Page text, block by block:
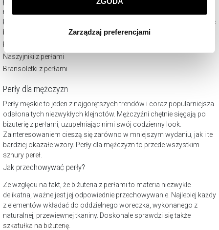
korzystamy. Możesz również wybrać jaki rodzaj plików
Zarządzaj preferencjami
dokonać zmiany wybranych przez Ciebie plików cookie.
Zarządzaj preferencjami
niejedną stylizację. Biżuteria z perłami pięknie podkreśli wieczorową
kreację, jak i prezentować się będzie atrakcyjnie na co dzień.
Jak nosić
biżuterię z perłami?
Kolczyki z perłami
Naszyjniki z perłami
Bransoletki z perłami
Perły dla mężczyzn
Perły męskie to jeden z najgorętszych trendów i coraz popularniejsza
odsłona tych niezwykłych klejnotów. Mężczyźni chętnie sięgają po
biżuterię z perłami, uzupełniając nimi swój codzienny look.
Zainteresowaniem cieszą się zarówno w mniejszym wydaniu, jak i te
bardziej okazałe wzory. Perły dla mężczyzn to przede wszystkim
sznury pereł
Jak przechowywać perły?
Ze względu na fakt, że biżuteria z perłami to materia niezwykle
delikatna, ważne jest jej odpowiednie przechowywanie. Najlepiej każdy
z elementów wkładać do oddzielnego woreczka, wykonanego z
naturalnej, przewiewnej tkaniny. Doskonale sprawdzi się także
szkatułka na biżuterię